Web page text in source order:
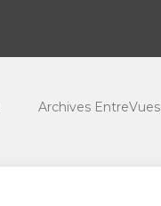
Archives EntreVues